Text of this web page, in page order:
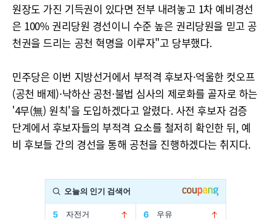
원장도 가진 기득권이 있다면 전부 내려놓고 1차 예비경선
은 100% 권리당원 경선이니 수준 높은 권리당원을 믿고 공
천권을 드리는 공천 혁명을 이루자"고 당부했다.
민주당은 이번 지방선거에서 부적격 후보자·억울한 컷오프
(공천 배제)·낙하산 공천·불법 심사의 제로화를 골자로 하는
'4무(無) 원칙'을 도입하겠다고 알렸다. 사전 후보자 검증
단계에서 후보자들의 부적격 요소를 철저히 확인한 뒤, 예
비 후보들 간의 경선을 통해 공천을 진행하겠다는 취지다.